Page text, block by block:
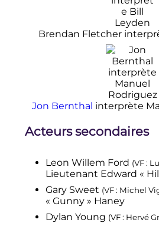
Brendan Fletcher
Jon Bernthal interprète
Acteurs secondaires
Leon Willem Ford (VF :
Lieutenant Edward «
Gary Sweet (VF : Michel
« Gunny » Haney
Dylan Young (VF : Hervé